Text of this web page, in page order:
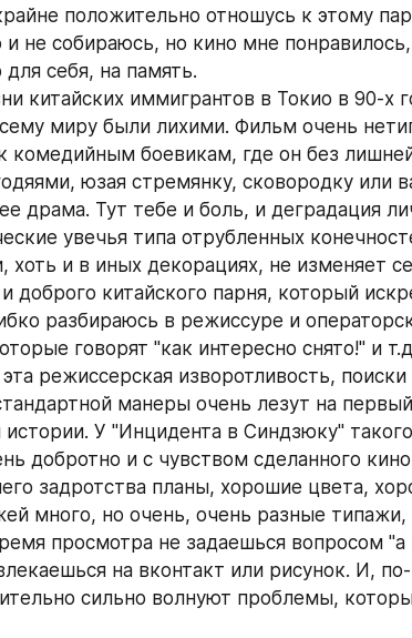
положительно отношусь к этому
не собираюсь, но кино мне
себя, на память.
китайских иммигрантов в Токио в 90-х
миру были лихими. Фильм очень
боевикам, где он без
юзая стремянку, сковородку или
драма. Тут тебе и боль, и деградация
увечья типа отрубленных
и в иных декорациях, не изменяет
доброго китайского парня, который
разбираюсь в режиссуре и
говорят "как интересно снято!" и
режиссерская изворотливость, поиски
манеры очень лезут на
У "Инцидента в Синдзюку"
добротно и с чувством сделанного
задротства планы, хорошие цвета,
много, но очень, очень разные
просмотра не задаешься вопросом
на вконтакт или рисунок. И,
сильно волнуют проблемы,